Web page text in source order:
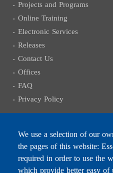
Projects and Programs
Online Training
Electronic Services
Releases
Contact Us
Offices
FAQ
Privacy Policy
Subscribe to receive
Email
We use a selection of our
the pages of this website:
required in order to use the